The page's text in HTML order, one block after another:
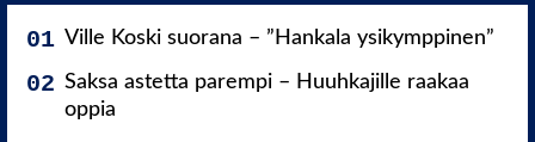
Ville Koski suorana – ”Hankala ysikymppinen”
Saksa astetta parempi – Huuhkajille raakaa
oppia